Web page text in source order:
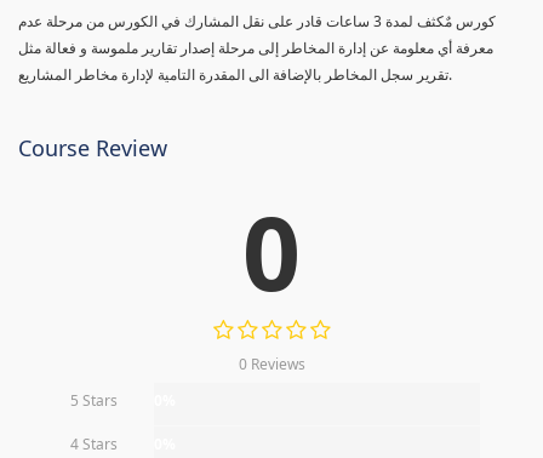
كورس مٌكثف لمدة 3 ساعات قادر على نقل المشارك في الكورس من مرحلة عدم
معرفة أي معلومة عن إدارة المخاطر إلى مرحلة إصدار تقارير ملموسة و فعالة مثل
تقرير سجل المخاطر بالإضافة الى المقدرة التامية لإدارة مخاطر المشاريع.
Course Review
0
0 Reviews
5 Stars
4 Stars